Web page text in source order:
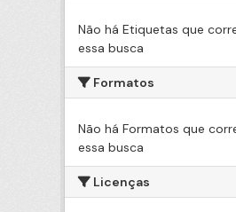
Não há Etiquetas que
essa busca
Formatos
Não há Formatos que
essa busca
Licenças